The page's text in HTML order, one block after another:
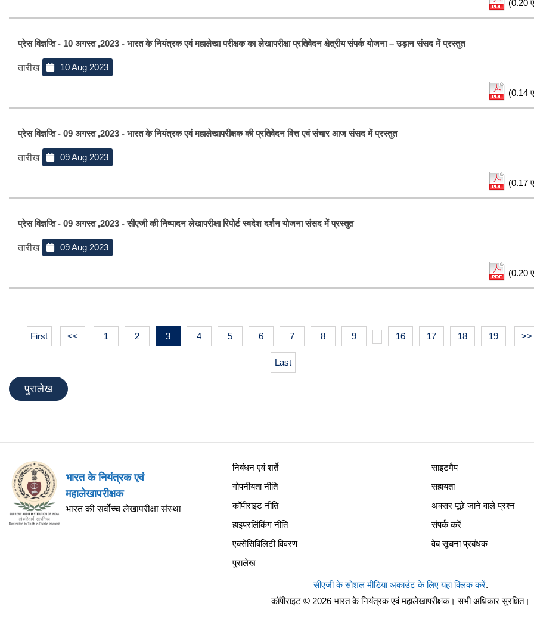
(0.20
प्रेस विज्ञप्ति - 10 अगस्त ,2023 - भारत के नियंत्रक एवं महालेखा परीक्षक का लेखापरीक्षा प्रतिवेदन क्षेत्रीय संपर्क योजना – उड़ान संसद में प्रस्तुत
तारीख 10 Aug 2023
(0.14
प्रेस विज्ञप्ति - 09 अगस्त ,2023 - भारत के नियंत्रक एवं महालेखापरीक्षक की प्रतिवेदन वित्त एवं संचार आज संसद में प्रस्तुत
तारीख 09 Aug 2023
(0.17
प्रेस विज्ञप्ति - 09 अगस्त ,2023 - सीएजी की निष्पादन लेखापरीक्षा रिपोर्ट स्वदेश दर्शन योजना संसद में प्रस्तुत
तारीख 09 Aug 2023
(0.20
First << 1 2 3 4 5 6 7 8 9 16 17 18 19 >>
Last
पुरालेख
भारत के नियंत्रक एवं
महालेखापरीक्षक
भारत की सर्वोच्च लेखापरीक्षा संस्था
निबंधन एवं शर्ते
गोपनीयता नीति
कॉपीराइट नीति
हाइपरलिंकिंग नीति
एक्सेसिबिलिटी विवरण
पुरालेख
साइटमैप
सहायता
अक्सर पूछे जाने वाले प्रश्न
संपर्क करें
वेब सूचना प्रबंधक
सीएजी के सोशल मीडिया अकाउंट के लिए यहां क्लिक करें.
कॉपीराइट © 2026 भारत के नियंत्रक एवं महालेखापरीक्षक। सभी अधिकार सुरक्षित।